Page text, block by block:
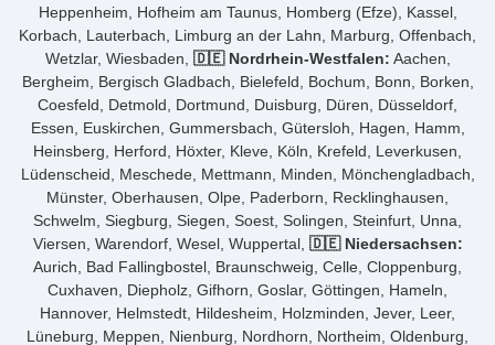
Heppenheim, Hofheim am Taunus, Homberg (Efze), Kassel,
Korbach, Lauterbach, Limburg an der Lahn, Marburg, Offenbach,
Wetzlar, Wiesbaden, 🇩🇪 Nordrhein-Westfalen: Aachen,
Bergheim, Bergisch Gladbach, Bielefeld, Bochum, Bonn, Borken,
Coesfeld, Detmold, Dortmund, Duisburg, Düren, Düsseldorf,
Essen, Euskirchen, Gummersbach, Gütersloh, Hagen, Hamm,
Heinsberg, Herford, Höxter, Kleve, Köln, Krefeld, Leverkusen,
Lüdenscheid, Meschede, Mettmann, Minden, Mönchengladbach,
Münster, Oberhausen, Olpe, Paderborn, Recklinghausen,
Schwelm, Siegburg, Siegen, Soest, Solingen, Steinfurt, Unna,
Viersen, Warendorf, Wesel, Wuppertal, 🇩🇪 Niedersachsen:
Aurich, Bad Fallingbostel, Braunschweig, Celle, Cloppenburg,
Cuxhaven, Diepholz, Gifhorn, Goslar, Göttingen, Hameln,
Hannover, Helmstedt, Hildesheim, Holzminden, Jever, Leer,
Lüneburg, Meppen, Nienburg, Nordhorn, Northeim, Oldenburg,